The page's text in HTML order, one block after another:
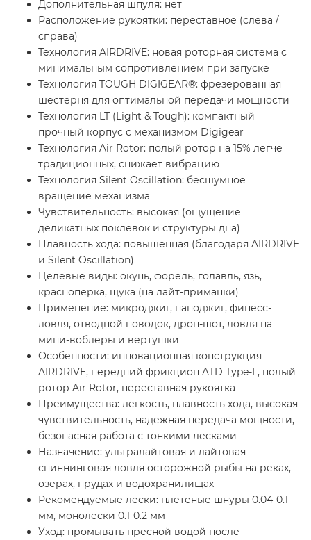
Дополнительная шпуля: нет
Расположение рукоятки: переставное (слева /
справа)
Технология AIRDRIVE: новая роторная система с
минимальным сопротивлением при запуске
Технология TOUGH DIGIGEAR®: фрезерованная
шестерня для оптимальной передачи мощности
Технология LT (Light & Tough): компактный
прочный корпус с механизмом Digigear
Технология Air Rotor: полый ротор на 15% легче
традиционных, снижает вибрацию
Технология Silent Oscillation: бесшумное
вращение механизма
Чувствительность: высокая (ощущение
деликатных поклёвок и структуры дна)
Плавность хода: повышенная (благодаря AIRDRIVE
и Silent Oscillation)
Целевые виды: окунь, форель, голавль, язь,
красноперка, щука (на лайт-приманки)
Применение: микроджиг, наноджиг, финесс-
ловля, отводной поводок, дроп-шот, ловля на
мини-воблеры и вертушки
Особенности: инновационная конструкция
AIRDRIVE, передний фрикцион ATD Type-L, полый
ротор Air Rotor, переставная рукоятка
Преимущества: лёгкость, плавность хода, высокая
чувствительность, надёжная передача мощности,
безопасная работа с тонкими лесками
Назначение: ультралайтовая и лайтовая
спиннинговая ловля осторожной рыбы на реках,
озёрах, прудах и водохранилищах
Рекомендуемые лески: плетёные шнуры 0.04-0.1
мм, монолески 0.1-0.2 мм
Уход: промывать пресной водой после